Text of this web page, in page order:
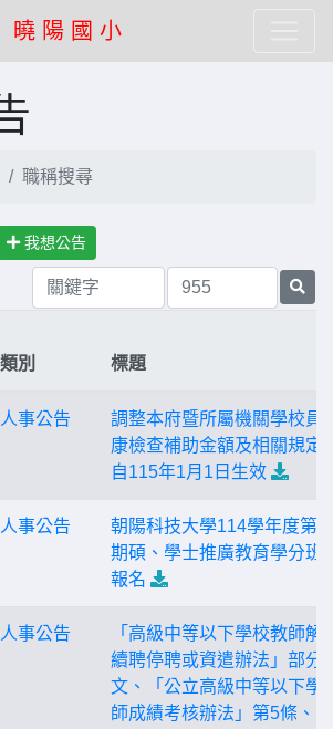
曉 陽 國 小
職稱搜尋
我想公告
類別 標題
人事公告
調整本府暨所屬機關學校員
康檢查補助金額及相關規定
自115年1月1日生效
人事公告
朝陽科技大學114學年度第2
期碩、學士推廣教育學分班
報名
人事公告
「高級中等以下學校教師解
續聘停聘或資遣辦法」部分
文、「公立高級中等以下學
師成績考核辦法」第5條、